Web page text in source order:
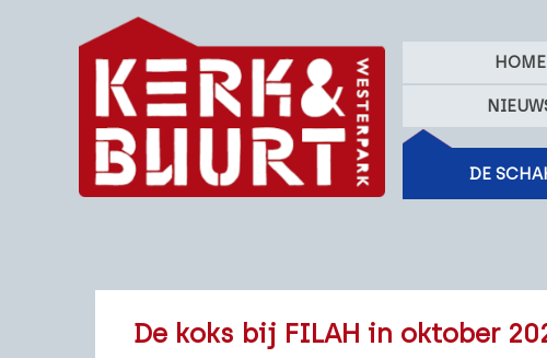
HOME
DE
De koks bij FILAH in oktober